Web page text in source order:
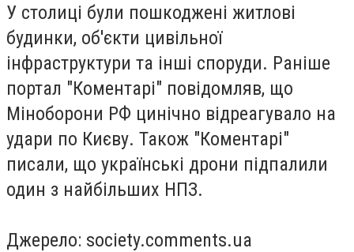
У столиці були пошкоджені житлові
будинки, об'єкти цивільної
інфраструктури та інші споруди. Раніше
портал "Коментарі" повідомляв, що
Міноборони РФ цинічно відреагувало на
удари по Києву. Також "Коментарі"
писали, що українські дрони підпалили
один з найбільших НПЗ.
Джерело: society.comments.ua